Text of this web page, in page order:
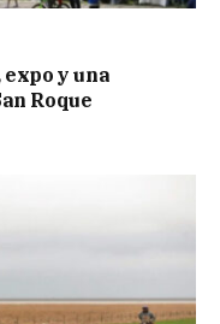
y una
Roque